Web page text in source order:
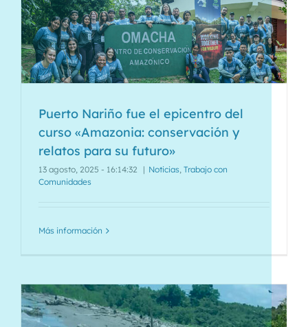
Puerto Nariño fue el epicentro del
curso «Amazonia: conservación y
relatos para su futuro»
13 agosto, 2025 - 16:14:32 | Noticias, Trabajo con
Comunidades
Más información